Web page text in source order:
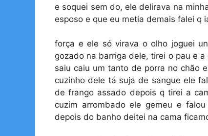
e soquei sem do, ele delirava na
esposo e que eu metia demais falei q
força e ele só virava o olho joguei
gozado na barriga dele, tirei o pau e
saiu caiu um tanto de porra no chão
cuzinho dele tá suja de sangue ele
de frango assado depois q tirei a
cuzim arrombado ele gemeu e
depois do banho deitei na cama